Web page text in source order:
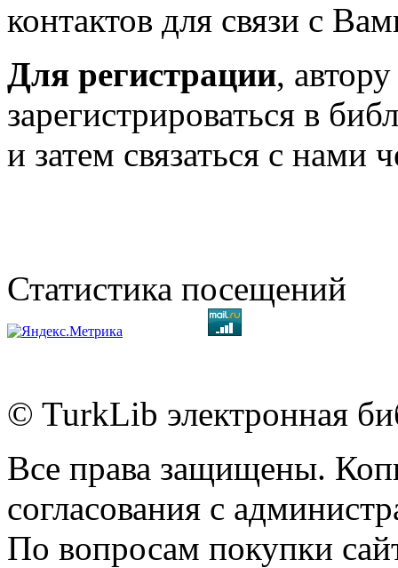
контактов для связи с
Для регистрации,
зарегистрироваться в
и затем связаться с нами
Статистика посещений
© TurkLib электронная
Все права защищены.
согласования с
По вопросам покупки